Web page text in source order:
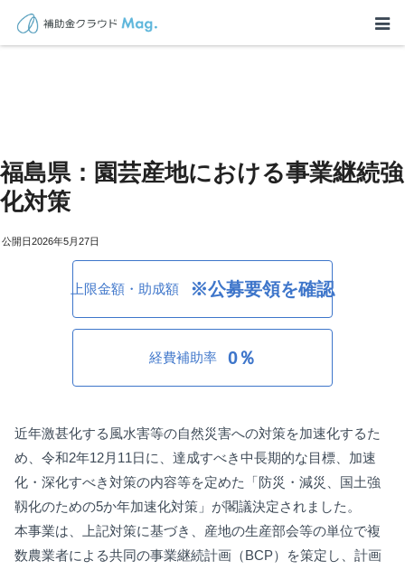
福島県：園芸産地における事業継続強
化対策
2026年5月27日
上限金額・助成額 ※公募要領を確認
経費補助率 0％
近年激甚化する風水害等の自然災害への対策を加速化するた
め、令和2年12月11日に、達成すべき中長期的な目標、加速
化・深化すべき対策の内容等を定めた「防災・減災、国土強
靱化のための5か年加速化対策」が閣議決定されました。
本事業は、上記対策に基づき、産地の生産部会等の単位で複
数農業者による共同の事業継続計画（BCP）を策定し、計画